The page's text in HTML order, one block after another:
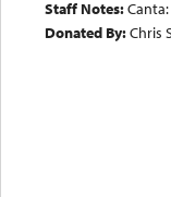
Staff Notes:
Donated By:Chris